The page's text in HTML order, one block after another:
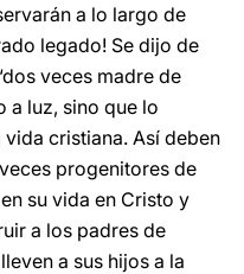
a lo largo de
legado! Se dijo de
veces madre de
a luz, sino que lo
cristiana. Así deben
progenitores de
su vida en Cristo y
a los padres de
a sus hijos a la